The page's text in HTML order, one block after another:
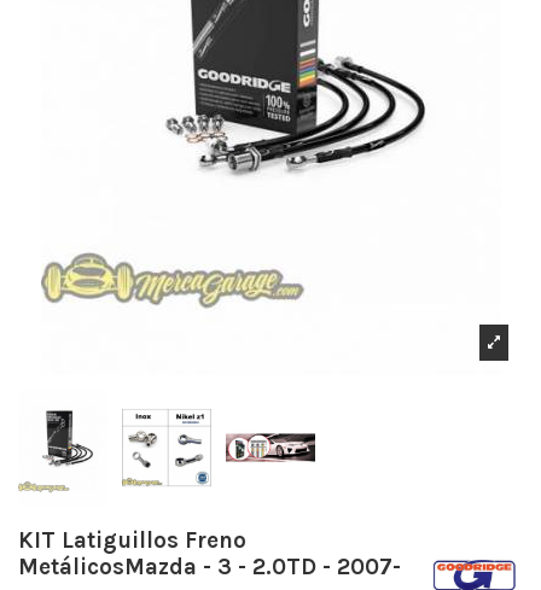
KIT Latiguillos Freno
MetálicosMazda - 3 - 2.0TD - 2007-